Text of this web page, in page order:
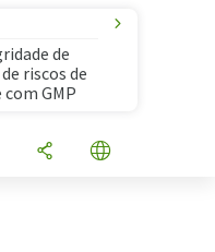
de
riscos de
GMP